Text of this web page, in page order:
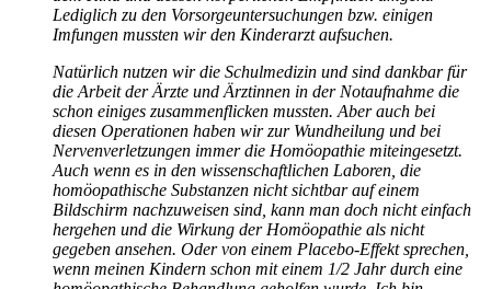
Lediglich zu den Vorsorgeuntersuchungen bzw. einigen
Imfungen mussten wir den Kinderarzt aufsuchen.
Natürlich nutzen wir die Schulmedizin und sind dankbar für
die Arbeit der Ärzte und Ärztinnen in der Notaufnahme die
schon einiges zusammenflicken mussten. Aber auch bei
diesen Operationen haben wir zur Wundheilung und bei
Nervenverletzungen immer die Homöopathie miteingesetzt.
Auch wenn es in den wissenschaftlichen Laboren, die
homöopathische Substanzen nicht sichtbar auf einem
Bildschirm nachzuweisen sind, kann man doch nicht einfach
hergehen und die Wirkung der Homöopathie als nicht
gegeben ansehen. Oder von einem Placebo-Effekt sprechen,
wenn meinen Kindern schon mit einem 1/2 Jahr durch eine